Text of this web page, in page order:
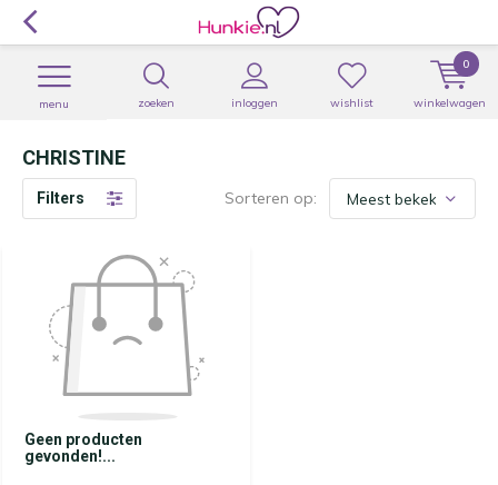
zoeken inloggen
menu wishlist winkelwagen
0
CHRISTINE
Filters Sorteren op:
Geen producten
gevonden!...